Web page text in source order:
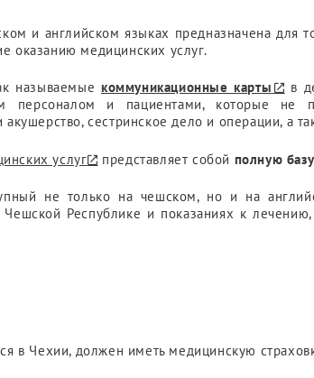
и английском языках предназначена для
оказанию медицинских услуг.
называемые коммуникационные карты
в
персоналом и пациентами, которые не
акушерство, сестринское дело и операции, а
услуг представляет собой полную
не только на чешском, но и на
Республике и показаниях к
в Чехии, должен иметь медицинскую